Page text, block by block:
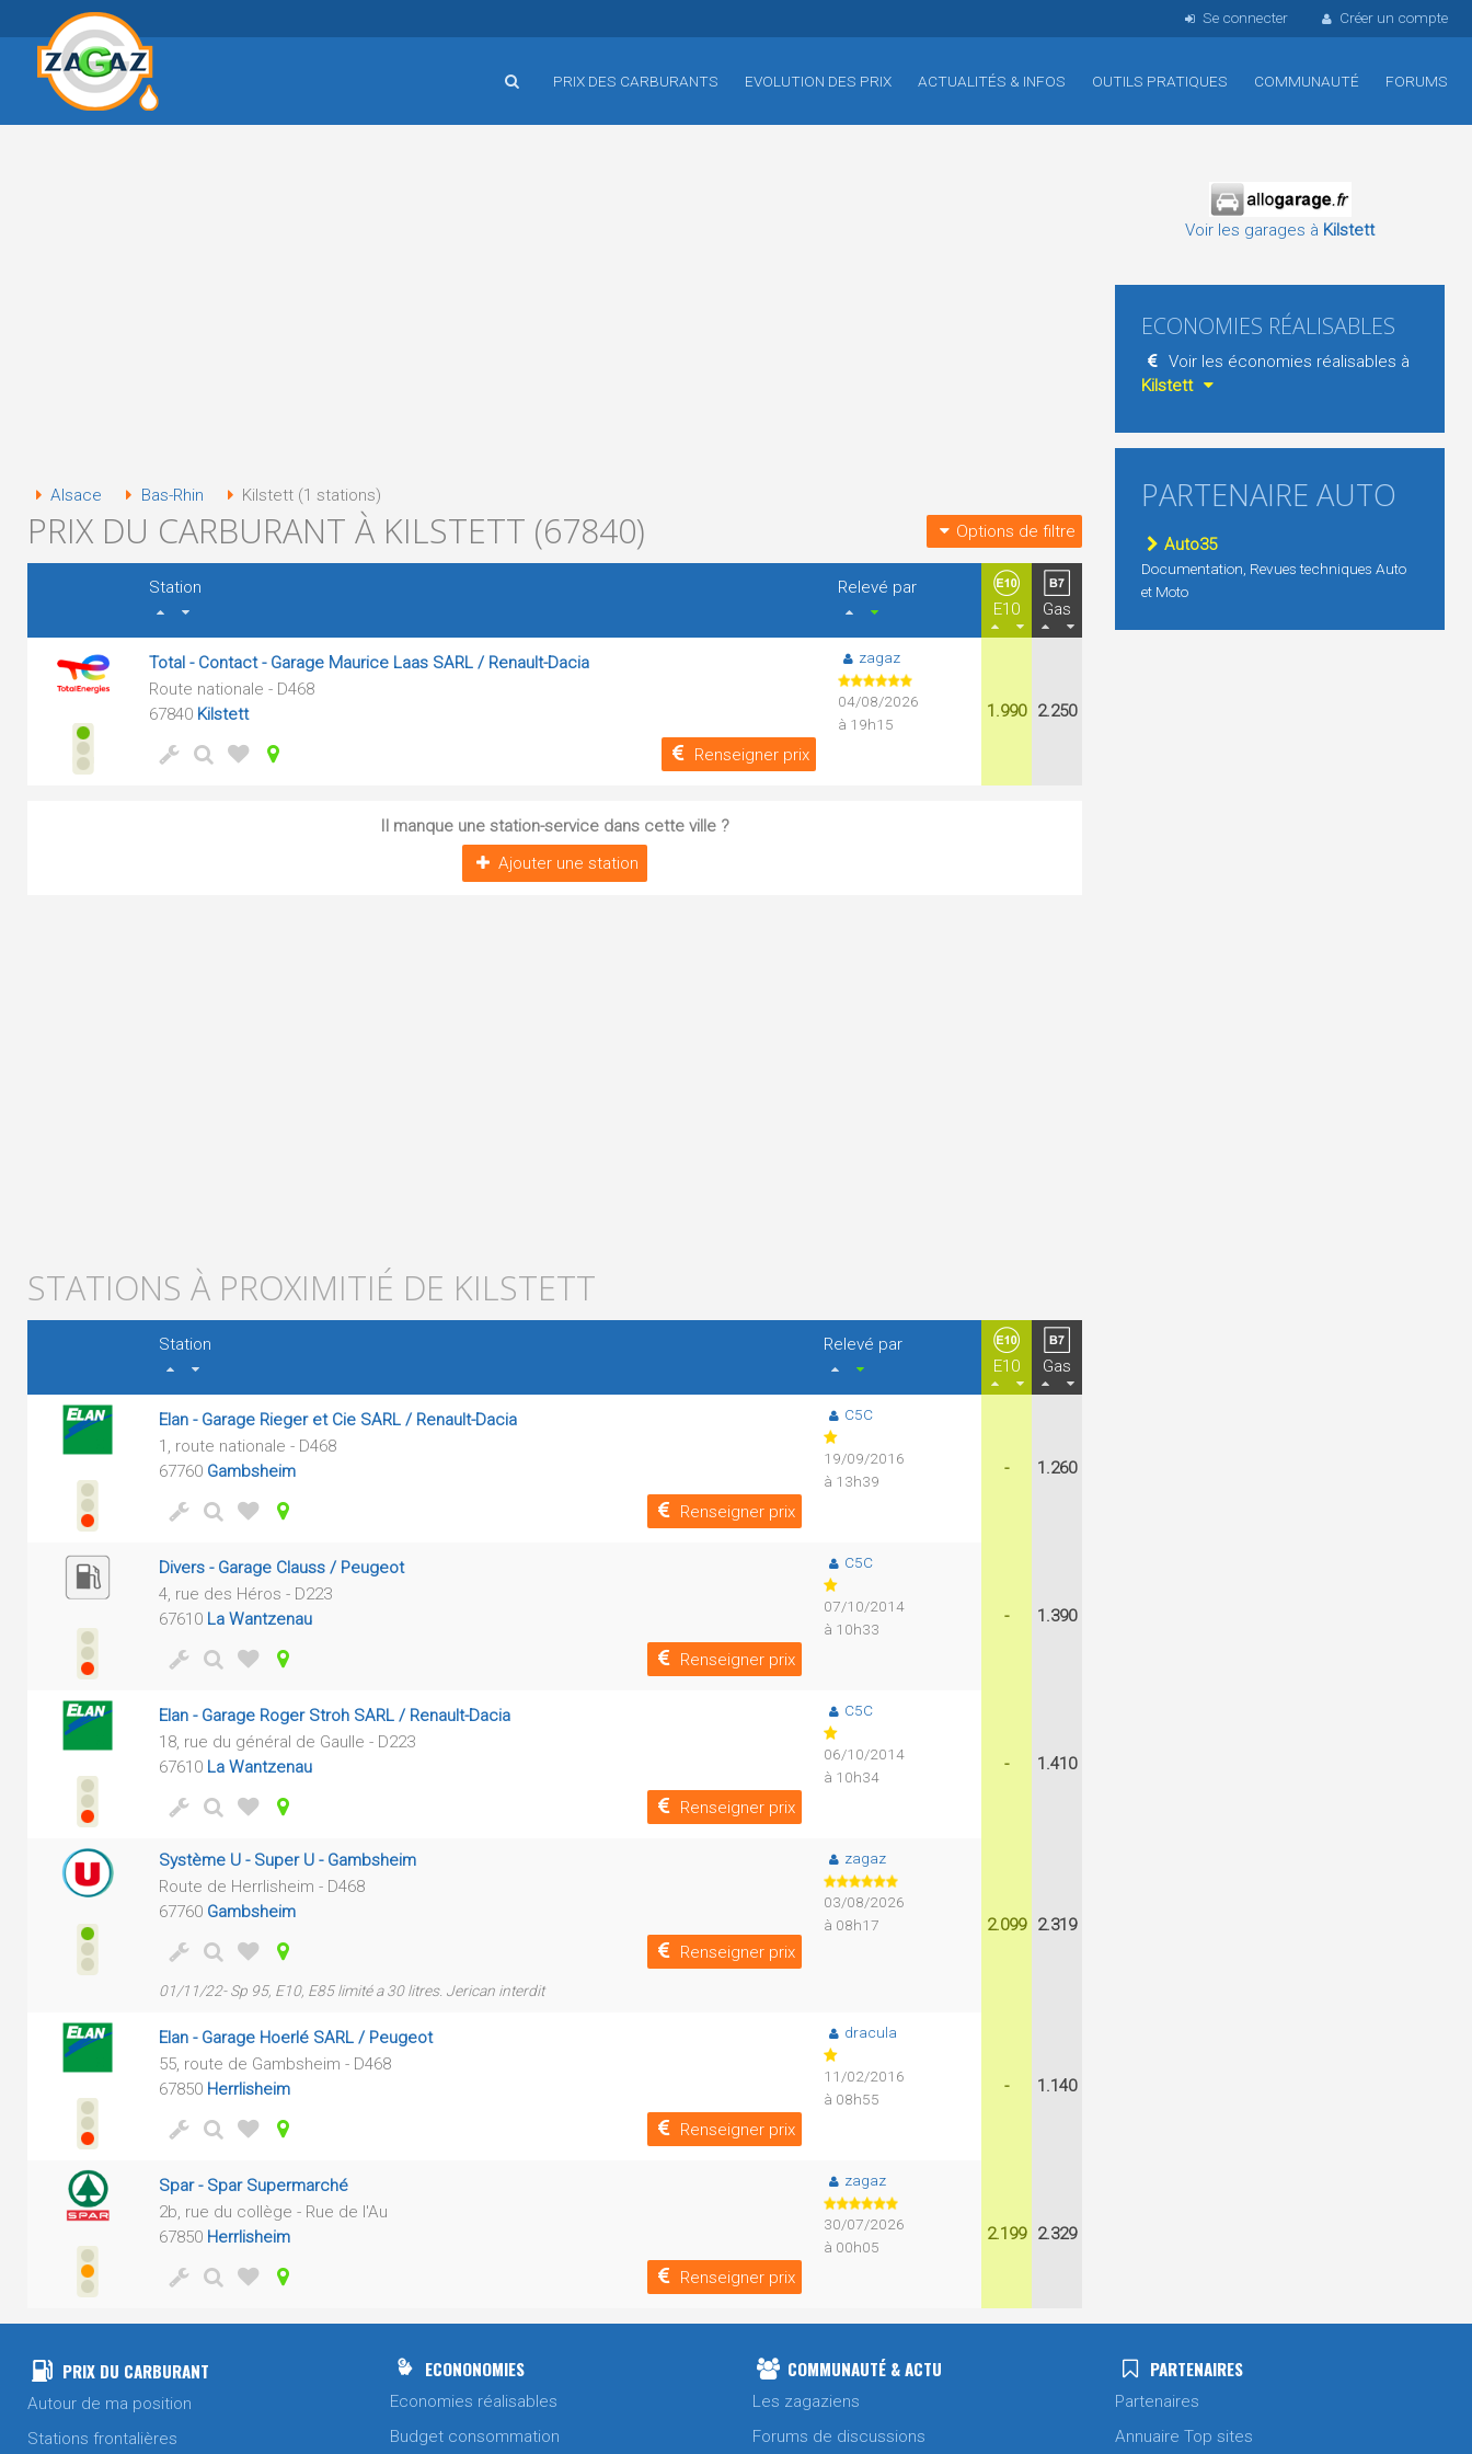
Se connecter Créer un compte
PRIX DES CARBURANTS EVOLUTION DES PRIX ACTUALITÉS & INFOS OUTILS PRATIQUES COMMUNAUTÉ FORUMS
Alsace Bas-Rhin Kilstett (1 stations)
PRIX DU CARBURANT À KILSTETT (67840) Options de filtre
Station
Relevé par
E10
Gas
Total - Contact - Garage Maurice Laas SARL / Renault-Dacia
Route nationale - D468
67840 Kilstett
Renseigner prix
zagaz
04/08/2026
à 19h15
1.990 2.250
Il manque une station-service dans cette ville ?
Ajouter une station
STATIONS À PROXIMITIÉ DE KILSTETT
Station
Relevé par
E10
Gas
Elan - Garage Rieger et Cie SARL / Renault-Dacia
1, route nationale - D468
67760 Gambsheim
Renseigner prix
C5C
19/09/2016
à 13h39
- 1.260
Divers - Garage Clauss / Peugeot
4, rue des Héros - D223
67610 La Wantzenau
Renseigner prix
C5C
07/10/2014
à 10h33
- 1.390
Elan - Garage Roger Stroh SARL / Renault-Dacia
18, rue du général de Gaulle - D223
67610 La Wantzenau
Renseigner prix
C5C
06/10/2014
à 10h34
- 1.410
Système U - Super U - Gambsheim
Route de Herrlisheim - D468
67760 Gambsheim
Renseigner prix
01/11/22- Sp 95, E10, E85 limité a 30 litres. Jerican interdit
zagaz
03/08/2026
à 08h17
2.099 2.319
Elan - Garage Hoerlé SARL / Peugeot
55, route de Gambsheim - D468
67850 Herrlisheim
Renseigner prix
dracula
11/02/2016
à 08h55
- 1.140
Spar - Spar Supermarché
2b, rue du collège - Rue de l'Au
67850 Herrlisheim
Renseigner prix
zagaz
30/07/2026
à 00h05
2.199 2.329
Voir les garages à Kilstett
ECONOMIES RÉALISABLES
Voir les économies réalisables à
Kilstett
PARTENAIRE AUTO
Auto35
Documentation, Revues techniques Auto
et Moto
PRIX DU CARBURANT
Autour de ma position
Stations frontalières
ECONONOMIES
Economies réalisables
Budget consommation
COMMUNAUTÉ & ACTU
Les zagaziens
Forums de discussions
PARTENAIRES
Partenaires
Annuaire Top sites